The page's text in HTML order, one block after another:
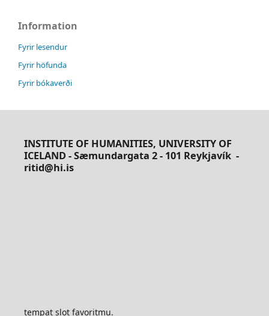
Information
Fyrir lesendur
Fyrir höfunda
Fyrir bókaverði
INSTITUTE OF HUMANITIES, UNIVERSITY OF
ICELAND - Sæmundargata 2 - 101 Reykjavík -
ritid@hi.is
tempat slot favoritmu.